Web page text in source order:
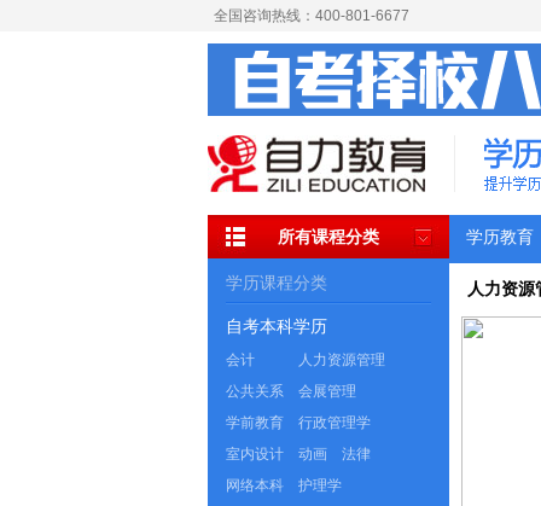
全国咨询热线：400-801-6677
所有课程分类 学历教育
学历课程分类
自考本科学历
会计
人力资源管理
公共关系
会展管理
学前教育
行政管理学
室内设计
动画
法律
网络本科
护理学
人力资